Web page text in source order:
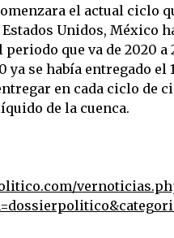
el actual ciclo
Unidos, México
que va de 2020
ya se había entregado
en cada ciclo de
de la cuenca.